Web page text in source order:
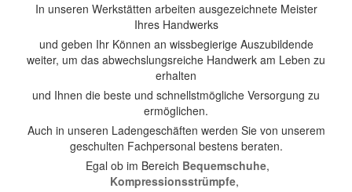
In unseren Werkstätten arbeiten ausgezeichnete Meister
Ihres Handwerks
und geben Ihr Können an wissbegierige Auszubildende
weiter, um das abwechslungsreiche Handwerk am Leben zu
erhalten
und Ihnen die beste und schnellstmögliche Versorgung zu
ermöglichen.
Auch in unseren Ladengeschäften werden Sie von unserem
geschulten Fachpersonal bestens beraten.
Egal ob im Bereich Bequemschuhe,
Kompressionsstrümpfe,